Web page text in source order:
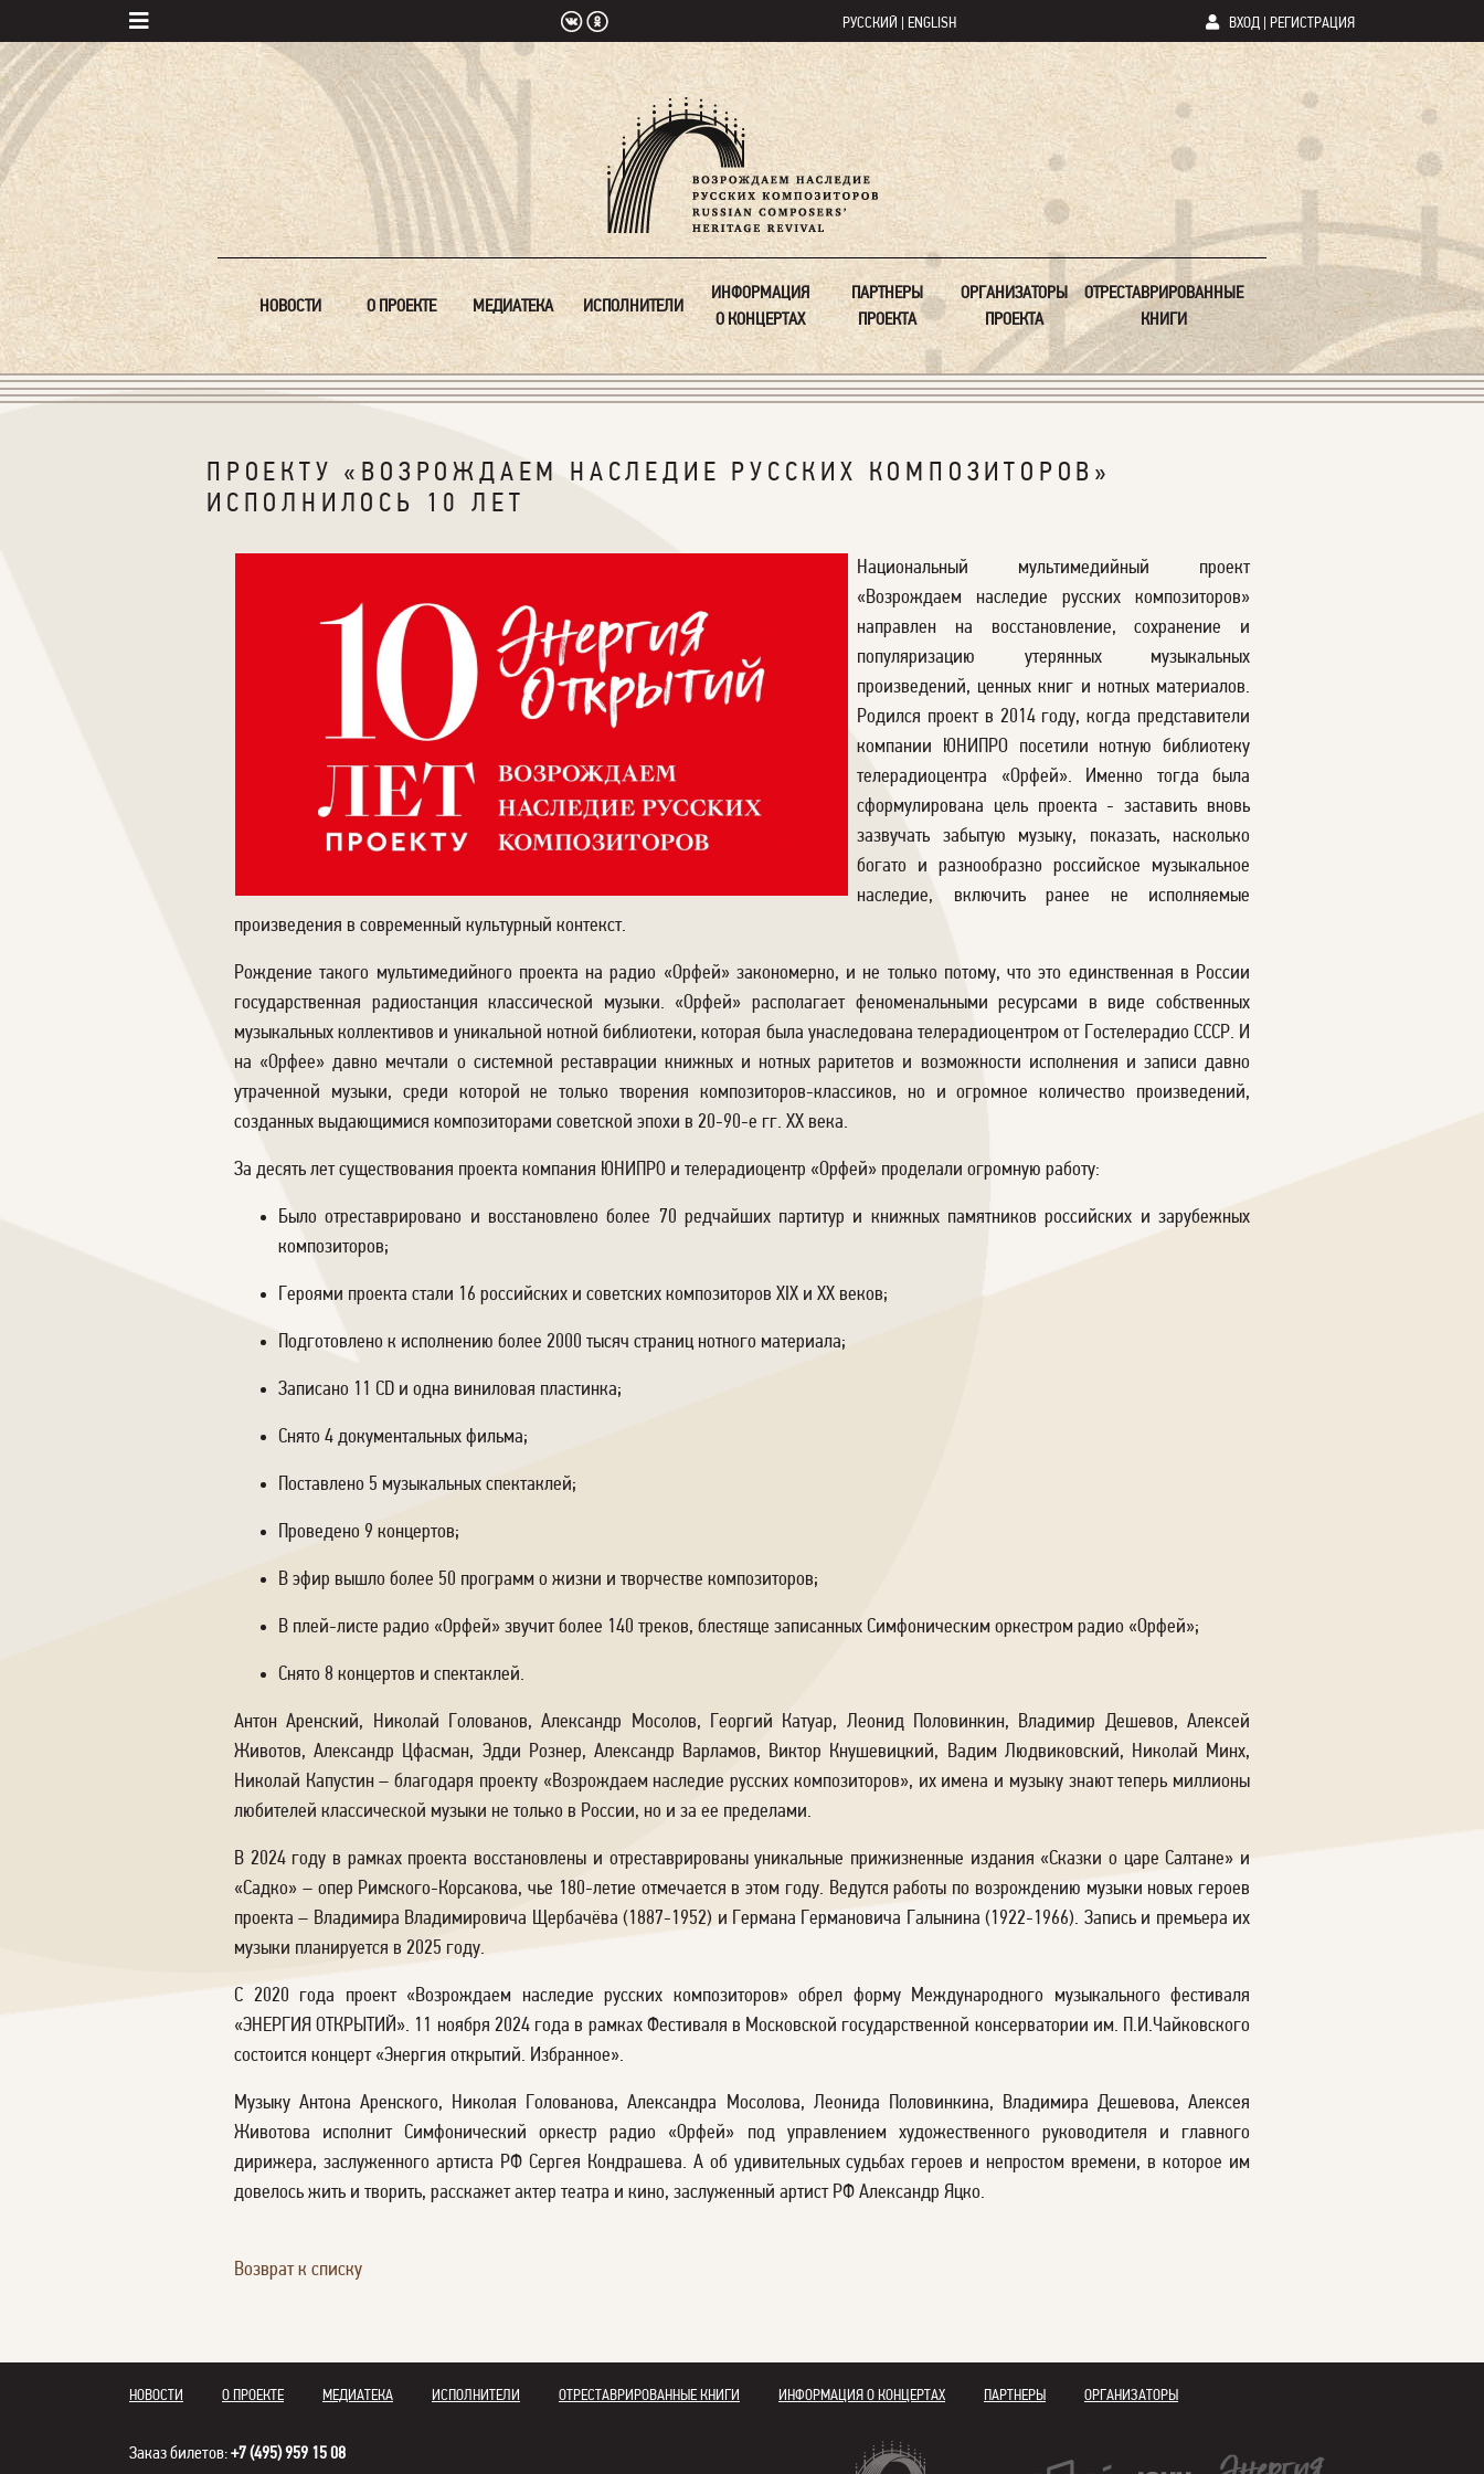
РУССКИЙ ENGLISH ВХОД РЕГИСТРАЦИЯ
НОВОСТИ О ПРОЕКТЕ МЕДИАТЕКА ИСПОЛНИТЕЛИ
ИНФОРМАЦИЯ
О КОНЦЕРТАХ
ПАРТНЕРЫ
ПРОЕКТА
ОРГАНИЗАТОРЫ
ПРОЕКТА
ОТРЕСТАВРИРОВАННЫЕ
КНИГИ
ПРОЕКТУ «ВОЗРОЖДАЕМ НАСЛЕДИЕ РУССКИХ КОМПОЗИТОРОВ»
ИСПОЛНИЛОСЬ 10 ЛЕТ
Национальный мультимедийный проект
«Возрождаем наследие русских композиторов»
направлен на восстановление, сохранение и
популяризацию утерянных музыкальных
произведений, ценных книг и нотных материалов.
Родился проект в 2014 году, когда представители
компании ЮНИПРО посетили нотную библиотеку
телерадиоцентра «Орфей». Именно тогда была
сформулирована цель проекта - заставить вновь
зазвучать забытую музыку, показать, насколько
богато и разнообразно российское музыкальное
наследие, включить ранее не исполняемые
произведения в современный культурный контекст.
Рождение такого мультимедийного проекта на радио «Орфей» закономерно, и не только потому, что это единственная в России
государственная радиостанция классической музыки. «Орфей» располагает феноменальными ресурсами в виде собственных
музыкальных коллективов и уникальной нотной библиотеки, которая была унаследована телерадиоцентром от Гостелерадио СССР. И
на «Орфее» давно мечтали о системной реставрации книжных и нотных раритетов и возможности исполнения и записи давно
утраченной музыки, среди которой не только творения композиторов-классиков, но и огромное количество произведений,
созданных выдающимися композиторами советской эпохи в 20-90-е гг. ХХ века.
За десять лет существования проекта компания ЮНИПРО и телерадиоцентр «Орфей» проделали огромную работу:
Было отреставрировано и восстановлено более 70 редчайших партитур и книжных памятников российских и зарубежных
композиторов;
Героями проекта стали 16 российских и советских композиторов XIX и ХХ веков;
Подготовлено к исполнению более 2000 тысяч страниц нотного материала;
Записано 11 CD и одна виниловая пластинка;
Снято 4 документальных фильма;
Поставлено 5 музыкальных спектаклей;
Проведено 9 концертов;
В эфир вышло более 50 программ о жизни и творчестве композиторов;
В плей-листе радио «Орфей» звучит более 140 треков, блестяще записанных Симфоническим оркестром радио «Орфей»;
Снято 8 концертов и спектаклей.
Антон Аренский, Николай Голованов, Александр Мосолов, Георгий Катуар, Леонид Половинкин, Владимир Дешевов, Алексей
Животов, Александр Цфасман, Эдди Рознер, Александр Варламов, Виктор Кнушевицкий, Вадим Людвиковский, Николай Минх,
Николай Капустин – благодаря проекту «Возрождаем наследие русских композиторов», их имена и музыку знают теперь миллионы
любителей классической музыки не только в России, но и за ее пределами.
В 2024 году в рамках проекта восстановлены и отреставрированы уникальные прижизненные издания «Сказки о царе Салтане» и
«Садко» – опер Римского-Корсакова, чье 180-летие отмечается в этом году. Ведутся работы по возрождению музыки новых героев
проекта – Владимира Владимировича Щербачёва (1887-1952) и Германа Германовича Галынина (1922-1966). Запись и премьера их
музыки планируется в 2025 году.
С 2020 года проект «Возрождаем наследие русских композиторов» обрел форму Международного музыкального фестиваля
«ЭНЕРГИЯ ОТКРЫТИЙ». 11 ноября 2024 года в рамках Фестиваля в Московской государственной консерватории им. П.И.Чайковского
состоится концерт «Энергия открытий. Избранное».
Музыку Антона Аренского, Николая Голованова, Александра Мосолова, Леонида Половинкина, Владимира Дешевова, Алексея
Животова исполнит Симфонический оркестр радио «Орфей» под управлением художественного руководителя и главного
дирижера, заслуженного артиста РФ Сергея Кондрашева. А об удивительных судьбах героев и непростом времени, в которое им
довелось жить и творить, расскажет актер театра и кино, заслуженный артист РФ Александр Яцко.
Возврат к списку
НОВОСТИ О ПРОЕКТЕ МЕДИАТЕКА ИСПОЛНИТЕЛИ ОТРЕСТАВРИРОВАННЫЕ КНИГИ ИНФОРМАЦИЯ О КОНЦЕРТАХ ПАРТНЕРЫ ОРГАНИЗАТОРЫ
Заказ билетов:+7 (495) 959 15 08